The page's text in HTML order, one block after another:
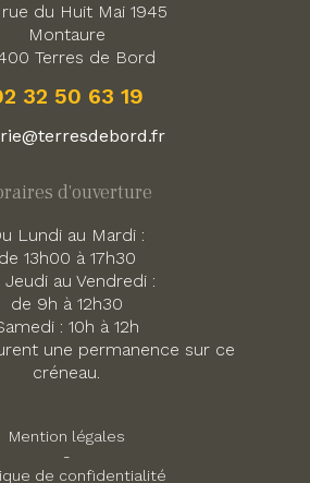
rue du Huit Mai 1945
Montaure
Terres de Bord
32 50 63 19
d'ouverture
Lundi au Mardi :
de 13h00 à 17h30
Jeudi au Vendredi :
de 9h à 12h30
: 10h à 12h
une permanence sur ce
créneau.
Mention légales
-
de confidentialité